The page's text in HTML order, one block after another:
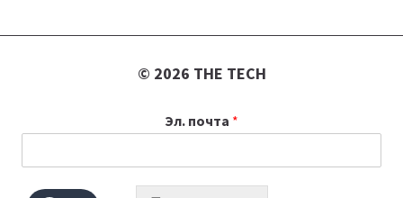
© 2026 THE TECH
Эл. почта *